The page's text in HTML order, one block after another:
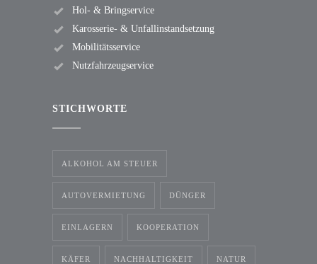
Hol- & Bringservice
Karosserie- & Unfallinstandsetzung
Mobilitätsservice
Nutzfahrzeugservice
STICHWORTE
ALKOHOL AM STEUER
AUTOVERMIETUNG DÜNGER
EINLAGERN KOOPERATION
KÄFER NACHHALTIGKEIT NATUR